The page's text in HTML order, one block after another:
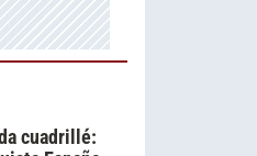
cuadrillé: